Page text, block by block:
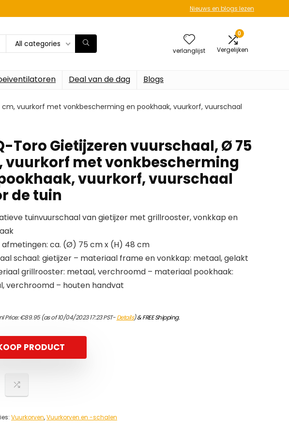
Nieuws en blogs lezen
All categories
verlanglijst
0
Vergelijken
Deal van de dag Blogs
vuurkorf met vonkbescherming en pookhaak, vuurkorf, vuurschaal
Toro Gietijzeren vuurschaal, Ø 75
vuurkorf met vonkbescherming
vuurkorf, vuurschaal
de tuin
tuinvuurschaal van gietijzer met grillrooster, vonkkap en
afmetingen: ca. (Ø) 75 cm x (H) 48 cm
schaal: gietijzer – materiaal frame en vonkkap: metaal, gelakt
grillrooster: metaal, verchroomd – materiaal pookhaak:
verchroomd – houten handvat
Price:€89.95(as of 10/04/2023 17:23 PST-Details)&FREE Shipping.
PRODUCT
Vuurkorven,Vuurkorven en -schalen